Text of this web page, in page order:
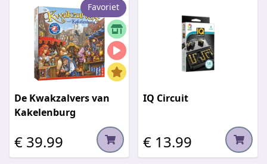
Favoriet
De Kwakzalvers van
Kakelenburg
€ 39.99
IQ Circuit
€ 13.99